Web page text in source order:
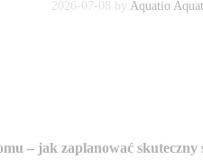
2026-07-08 by Aquatio
– jak zaplanować